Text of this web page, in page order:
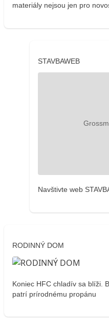
materiály nejsou jen pro
STAVBAWEB
Navštivte web
RODINNÝ DOM
Koniec HFC chladív sa blíži.
patrí prírodnému propánu